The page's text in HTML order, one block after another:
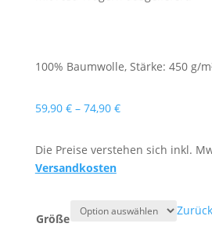
100% Baumwolle, Stärke: 450 g/
59,90 € – 74,90 €Preisspanne:
bis
Die Preise verstehen sich inkl.
Versandkosten
Größe